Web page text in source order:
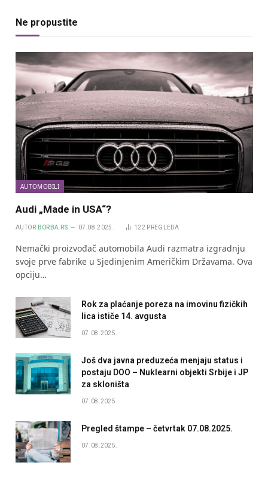
Ne propustite
AUTOMOBILI
Audi „Made in USA“?
AUTOR BORBA.RS 07.08.2025. 122 PREGLEDA
Nemački proizvođač automobila Audi razmatra izgradnju
svoje prve fabrike u Sjedinjenim Američkim Državama. Ova
opciju…
Rok za plaćanje poreza na imovinu fizičkih
lica ističe 14. avgusta
07.08.2025.
Još dva javna preduzeća menjaju status i
postaju DOO – Nuklearni objekti Srbije i JP
za skloništa
07.08.2025.
Pregled štampe – četvrtak 07.08.2025.
07.08.2025.